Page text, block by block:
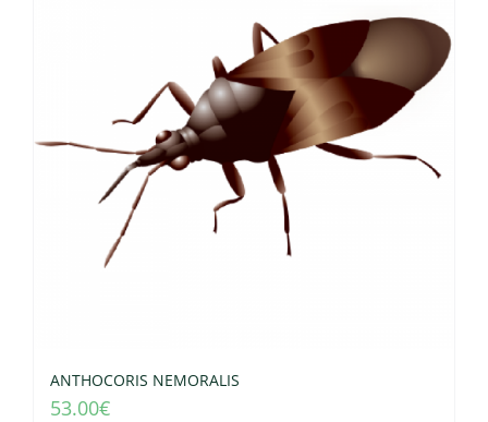
ANTHOCORIS NEMORALIS
53.00€